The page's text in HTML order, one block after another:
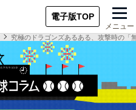
電子版TOP
メニュー
究極のドラゴンズあるある、攻撃時の「